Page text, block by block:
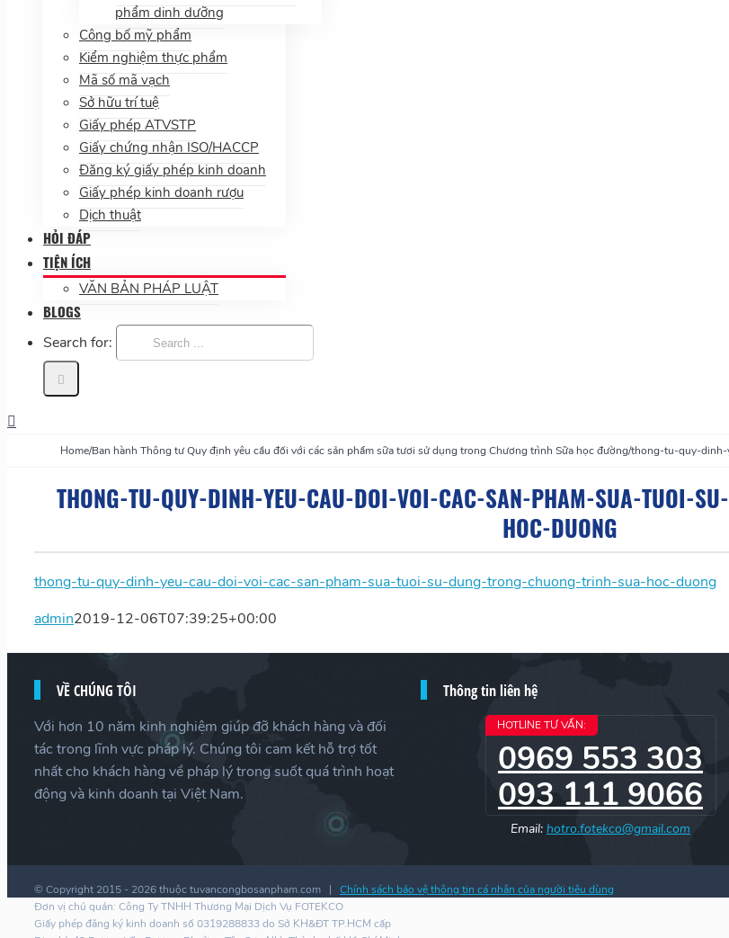
phẩm dinh dưỡng
Công bố mỹ phẩm
Kiểm nghiệm thực phẩm
Mã số mã vạch
Sở hữu trí tuệ
Giấy phép ATVSTP
Giấy chứng nhận ISO/HACCP
Đăng ký giấy phép kinh doanh
Giấy phép kinh doanh rượu
Dịch thuật
HỎI ĐÁP
TIỆN ÍCH
VĂN BẢN PHÁP LUẬT
BLOGS
Search for:
Home/Ban hành Thông tư Quy định yêu cầu đối với các sản phẩm sữa tươi sử dụng trong Chương trình Sữa học đường/thong-tu-quy-
THONG-TU-QUY-DINH-YEU-CAU-DOI-VOI-CAC-SAN-PHAM-SUA-TUOI-
HOC-DUONG
thong-tu-quy-dinh-yeu-cau-doi-voi-cac-san-pham-sua-tuoi-su-dung-trong-chuong-trinh-sua-hoc-duong
admin2019-12-06T07:39:25+00:00
VỀ CHÚNG TÔI
Với hơn 10 năm kinh nghiệm giúp đỡ khách hàng và đối
tác trong lĩnh vực pháp lý. Chúng tôi cam kết hỗ trợ tốt
nhất cho khách hàng về pháp lý trong suốt quá trình hoạt
động và kinh doanh tại Việt Nam.
Thông tin liên hệ
HOTLINE TƯ VẤN:
0969 553 303
093 111 9066
Email: hotro.fotekco@gmail.com
© Copyright 2015 - 2026 thuộc tuvancongbosanpham.com | Chính sách bảo vệ thông tin cá nhân của người tiêu dùng
Đơn vị chủ quản: Công Ty TNHH Thương Mại Dịch Vụ FOTEKCO
Giấy phép đăng ký kinh doanh số 0319288833 do Sở KH&ĐT TP.HCM cấp